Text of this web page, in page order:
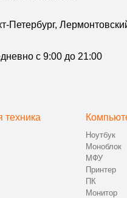
Петербург,
с 9:00 до 21:00
техника
Ноутбук
Моноблок
МФУ
Принтер
ПК
Монитор